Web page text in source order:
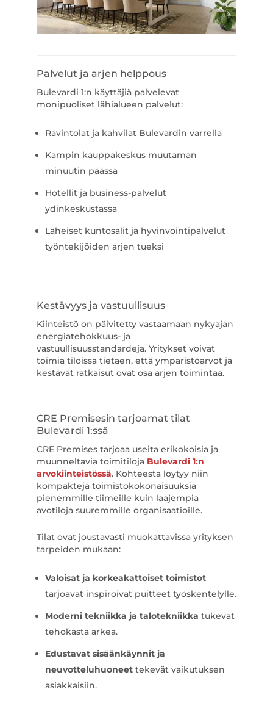
Palvelut ja arjen helppous
Bulevardi 1:n käyttäjiä palvelevat
monipuoliset lähialueen palvelut:
Ravintolat ja kahvilat Bulevardin varrella
Kampin kauppakeskus muutaman
minuutin päässä
Hotellit ja business-palvelut
ydinkeskustassa
Läheiset kuntosalit ja hyvinvointipalvelut
työntekijöiden arjen tueksi
Kestävyys ja vastuullisuus
Kiinteistö on päivitetty vastaamaan nykyajan
energiatehokkuus- ja
vastuullisuusstandardeja. Yritykset voivat
toimia tiloissa tietäen, että ympäristöarvot ja
kestävät ratkaisut ovat osa arjen toimintaa.
CRE Premisesin tarjoamat tilat
Bulevardi 1:ssä
CRE Premises tarjoaa useita erikokoisia ja
muunneltavia toimitiloja Bulevardi 1:n
arvokiinteistössä. Kohteesta löytyy niin
kompakteja toimistokokonaisuuksia
pienemmille tiimeille kuin laajempia
avotiloja suuremmille organisaatioille.
Tilat ovat joustavasti muokattavissa yrityksen
tarpeiden mukaan:
Valoisat ja korkeakattoiset toimistot
tarjoavat inspiroivat puitteet työskentelylle.
Moderni tekniikka ja talotekniikka tukevat
tehokasta arkea.
Edustavat sisäänkäynnit ja
neuvotteluhuoneettekevät vaikutuksen
asiakkaisiin.